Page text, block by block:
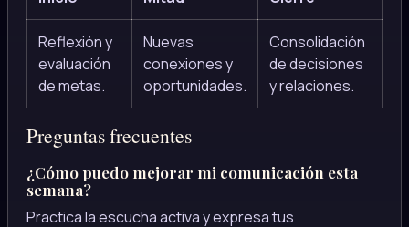
Reflexión y
evaluación
de metas.
Nuevas
conexiones y
oportunidades.
Consolidación
de decisiones
y relaciones.
Preguntas frecuentes
¿Cómo puedo mejorar mi comunicación esta
semana?
Practica la escucha activa y expresa tus